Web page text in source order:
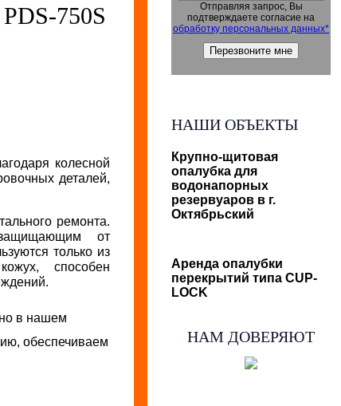
750S
колесной
деталей,
ремонта.
от
только из
способен
в нашем
обеспечиваем
Отправляя запрос, Вы
подтверждаете согласие на
обработку персональных данных*
НАШИ ОБЪЕКТЫ
Крупно-щитовая
опалубка для
водонапорных
резервуаров в г.
Октябрьский
Аренда опалубки
перекрытий типа CUP-
LOCK
НАМ ДОВЕРЯЮТ